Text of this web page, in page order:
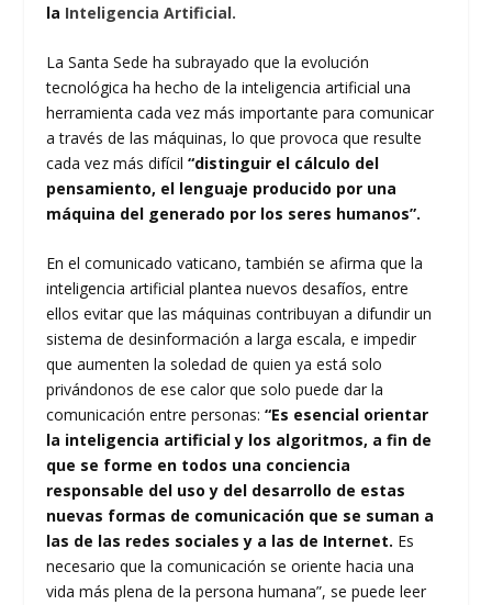
la Inteligencia Artificial.
La Santa Sede ha subrayado que la evolución
tecnológica ha hecho de la inteligencia artificial una
herramienta cada vez más importante para comunicar
a través de las máquinas, lo que provoca que resulte
cada vez más difícil“distinguir el cálculo del
pensamiento, el lenguaje producido por una
máquina del generado por los seres humanos”.
En el comunicado vaticano, también se afirma que la
inteligencia artificial plantea nuevos desafíos, entre
ellos evitar que las máquinas contribuyan a difundir un
sistema de desinformación a larga escala, e impedir
que aumenten la soledad de quien ya está solo
privándonos de ese calor que solo puede dar la
comunicación entre personas:“Es esencial orientar
la inteligencia artificial y los algoritmos, a fin de
que se forme en todos una conciencia
responsable del uso y del desarrollo de estas
nuevas formas de comunicación que se suman a
las de las redes sociales y a las de Internet. Es
necesario que la comunicación se oriente hacia una
vida más plena de la persona humana”, se puede leer